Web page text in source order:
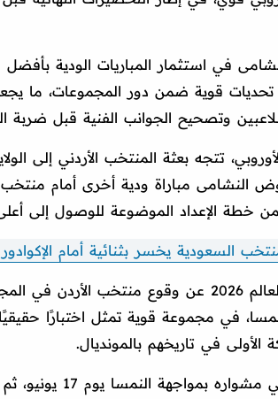
في استثمار المباريات الودية
تحديات قوية ضمن دور المجموعات، ما
وتصحيح الجوانب الفنية قبل ضربة
تتجه بعثة المنتخب الأردني إلى
خطة الإعداد الموضوعة للوصول إلى
السعودية يخسر بثنائية أمام
وأسفرت قرعة كأس العالم 2026 عن وقوع
في مجموعة قوية تمثل اختبارًا
في تاريخهم بالمونديال.